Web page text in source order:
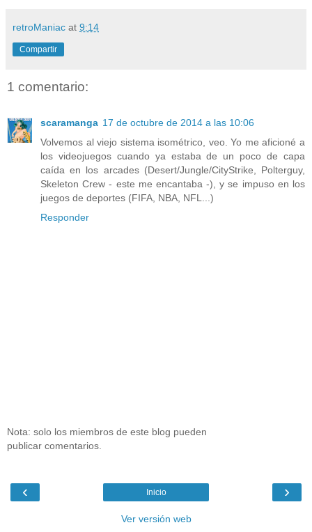
retroManiac at 9:14
Compartir
1 comentario:
scaramanga 17 de octubre de 2014 a las 10:06
Volvemos al viejo sistema isométrico, veo. Yo me aficioné a
los videojuegos cuando ya estaba de un poco de capa
caída en los arcades (Desert/Jungle/CityStrike, Polterguy,
Skeleton Crew - este me encantaba -), y se impuso en los
juegos de deportes (FIFA, NBA, NFL...)
Responder
Nota: solo los miembros de este blog pueden
publicar comentarios.
‹ ›
Inicio
Ver versión web